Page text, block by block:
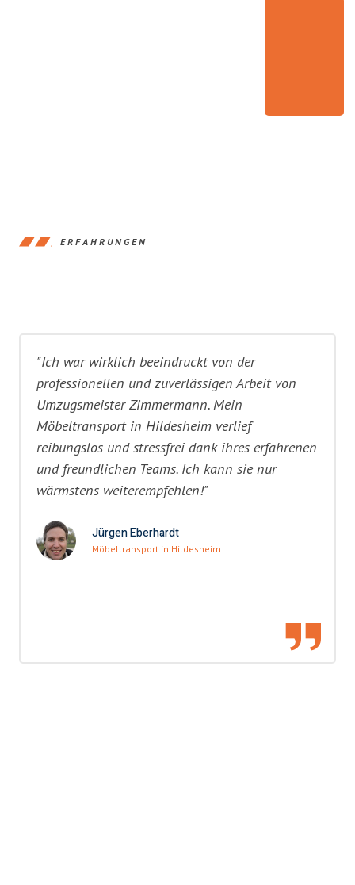
ERFAHRUNGEN
"Ich war wirklich beeindruckt von der
professionellen und zuverlässigen Arbeit von
Umzugsmeister Zimmermann. Mein
Möbeltransport in Hildesheim verlief
reibungslos und stressfrei dank ihres erfahrenen
und freundlichen Teams. Ich kann sie nur
wärmstens weiterempfehlen!"
Jürgen Eberhardt
Möbeltransport in Hildesheim